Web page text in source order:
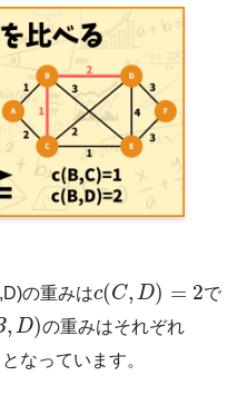
の重みはc(C, D) = 2で
, D)の重みはそれぞれ
となっています。